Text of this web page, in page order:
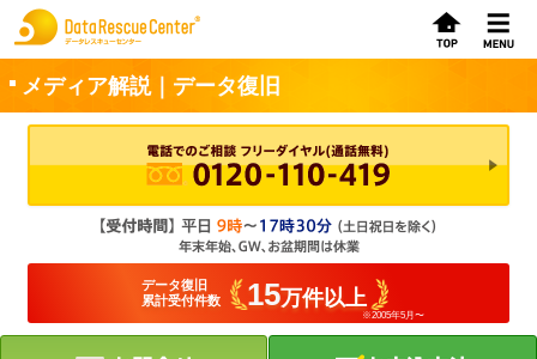
メディア解説｜データ復旧
データ復旧
累計受付件数
15万件以上
※2005年5月〜
お申込方法
お問合せ
初めてのお客さまへ
サービスの流れ